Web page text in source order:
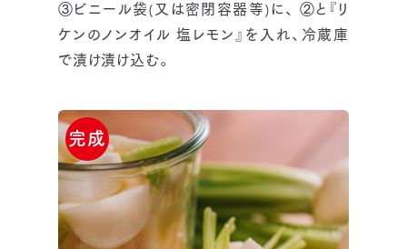
③ビニール袋(又は密閉容器等)に、 ②と『リ
ケンのノンオイル 塩レモン』を入れ、冷蔵庫
で漬け漬け込む。
完成